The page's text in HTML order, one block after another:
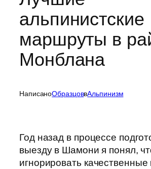
альпинистские
маршруты в
Монблана
НаписаноОбразцоввАльпинизм
Год назад в процессе
выезду в Шамони я понял,
игнорировать качественные